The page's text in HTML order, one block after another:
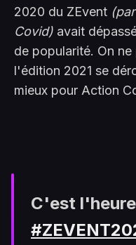
2020 du ZEvent
Covid) avait
de popularité. On
l'édition 2021 se
mieux pour Action
C'est